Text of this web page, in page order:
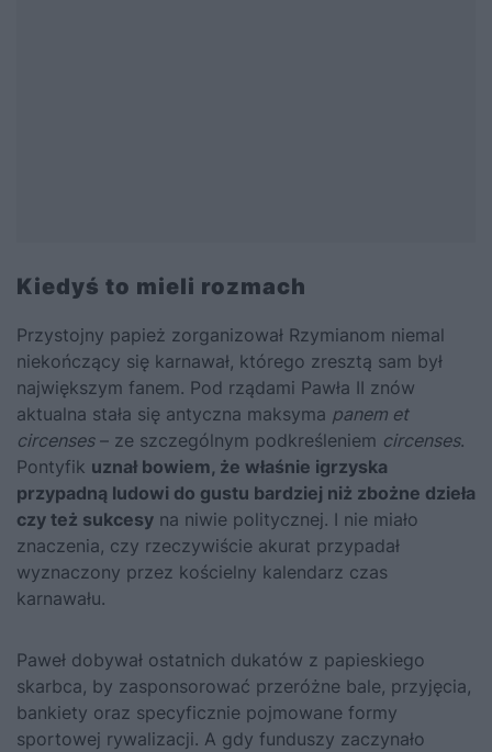
Kiedyś to mieli rozmach
Przystojny papież zorganizował Rzymianom niemal
niekończący się karnawał, którego zresztą sam był
największym fanem. Pod rządami Pawła II znów
aktualna stała się antyczna maksyma panem et
circenses– ze szczególnym podkreśleniem circenses.
Pontyfik uznał bowiem, że właśnie igrzyska
przypadną ludowi do gustu bardziej niż zbożne dzieła
czy też sukcesy na niwie politycznej. I nie miało
znaczenia, czy rzeczywiście akurat przypadał
wyznaczony przez kościelny kalendarz czas
karnawału.
Paweł dobywał ostatnich dukatów z papieskiego
skarbca, by zasponsorować przeróżne bale, przyjęcia,
bankiety oraz specyficznie pojmowane formy
sportowej rywalizacji. A gdy funduszy zaczynało